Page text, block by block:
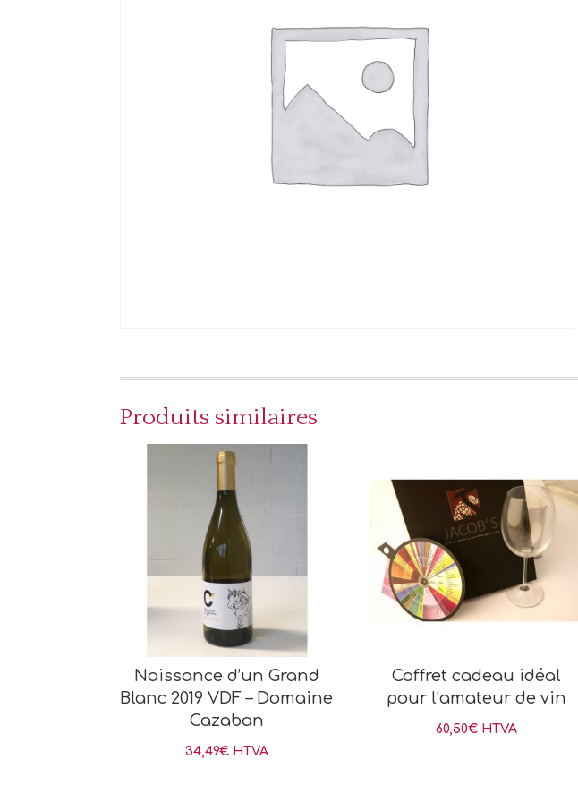
Produits similaires
Naissance d’un Grand
Blanc 2019 VDF – Domaine
Cazaban
34,49€ HTVA
Coffret cadeau idéal
pour l’amateur de vin
60,50€ HTVA